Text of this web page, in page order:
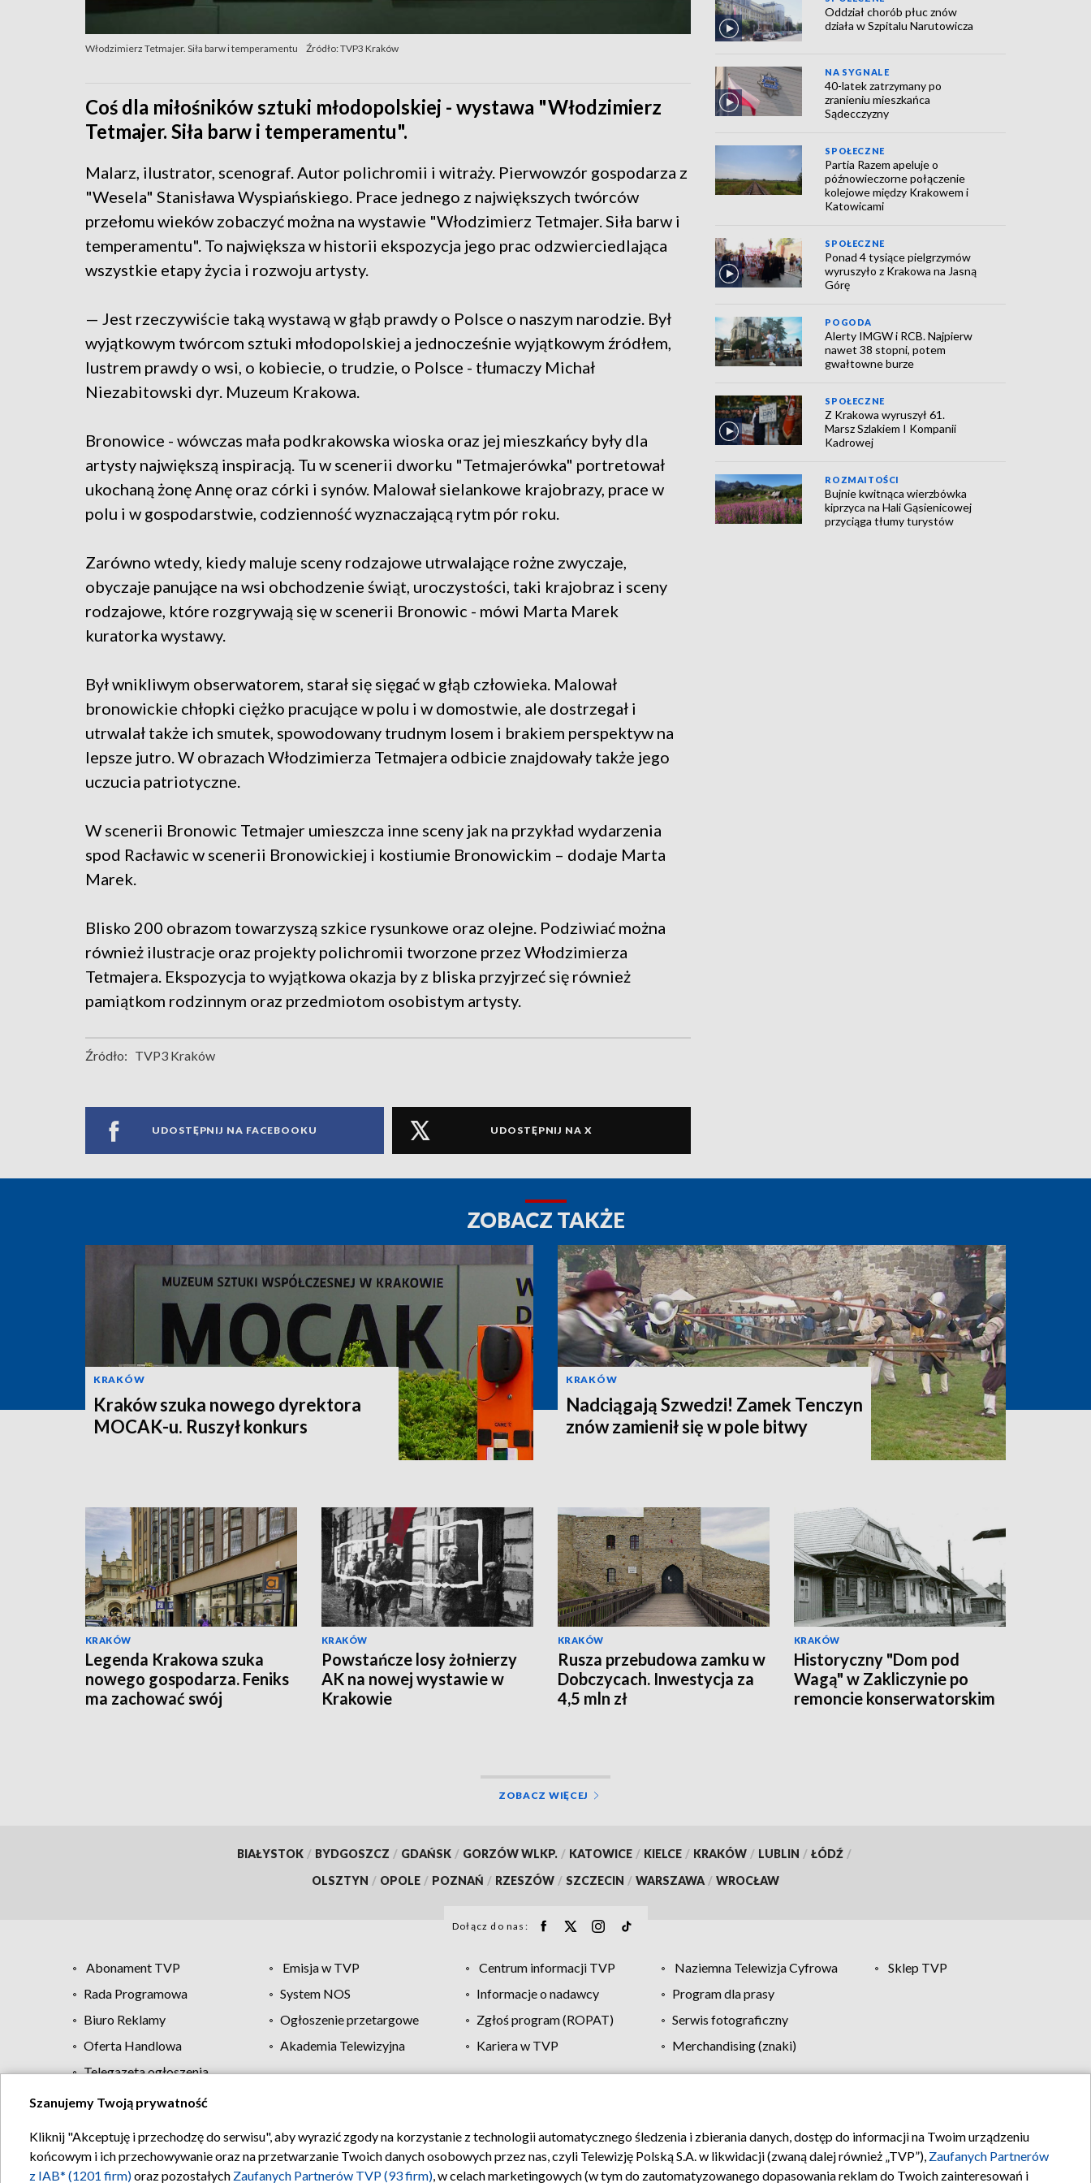
Włodzimierz Tetmajer. Siła barw i temperamentu Źródło: TVP3 Kraków
Coś dla miłośników sztuki młodopolskiej - wystawa "Włodzimierz
Tetmajer. Siła barw i temperamentu".
Malarz, ilustrator, scenograf. Autor polichromii i witraży. Pierwowzór gospodarza z
"Wesela" Stanisława Wyspiańskiego. Prace jednego z największych twórców
przełomu wieków zobaczyć można na wystawie "Włodzimierz Tetmajer. Siła barw i
temperamentu". To największa w historii ekspozycja jego prac odzwierciedlająca
wszystkie etapy życia i rozwoju artysty.
— Jest rzeczywiście taką wystawą w głąb prawdy o Polsce o naszym narodzie. Był
wyjątkowym twórcom sztuki młodopolskiej a jednocześnie wyjątkowym źródłem,
lustrem prawdy o wsi, o kobiecie, o trudzie, o Polsce - tłumaczy Michał
Niezabitowski dyr. Muzeum Krakowa.
Bronowice - wówczas mała podkrakowska wioska oraz jej mieszkańcy były dla
artysty największą inspiracją. Tu w scenerii dworku "Tetmajerówka" portretował
ukochaną żonę Annę oraz córki i synów. Malował sielankowe krajobrazy, prace w
polu i w gospodarstwie, codzienność wyznaczającą rytm pór roku.
Zarówno wtedy, kiedy maluje sceny rodzajowe utrwalające rożne zwyczaje,
obyczaje panujące na wsi obchodzenie świąt, uroczystości, taki krajobraz i sceny
rodzajowe, które rozgrywają się w scenerii Bronowic - mówi Marta Marek
kuratorka wystawy.
Był wnikliwym obserwatorem, starał się sięgać w głąb człowieka. Malował
bronowickie chłopki ciężko pracujące w polu i w domostwie, ale dostrzegał i
utrwalał także ich smutek, spowodowany trudnym losem i brakiem perspektyw na
lepsze jutro. W obrazach Włodzimierza Tetmajera odbicie znajdowały także jego
uczucia patriotyczne.
W scenerii Bronowic Tetmajer umieszcza inne sceny jak na przykład wydarzenia
spod Racławic w scenerii Bronowickiej i kostiumie Bronowickim – dodaje Marta
Marek.
Blisko 200 obrazom towarzyszą szkice rysunkowe oraz olejne. Podziwiać można
również ilustracje oraz projekty polichromii tworzone przez Włodzimierza
Tetmajera. Ekspozycja to wyjątkowa okazja by z bliska przyjrzeć się również
pamiątkom rodzinnym oraz przedmiotom osobistym artysty.
Źródło: TVP3 Kraków
UDOSTĘPNIJ NA FACEBOOKU UDOSTĘPNIJ NA X
Oddział chorób płuc znów
działa w Szpitalu Narutowicza
NA SYGNALE
40-latek zatrzymany po
zranieniu mieszkańca
Sądecczyzny
SPOŁECZNE
Partia Razem apeluje o
późnowieczorne połączenie
kolejowe między Krakowem i
Katowicami
SPOŁECZNE
Ponad 4 tysiące pielgrzymów
wyruszyło z Krakowa na Jasną
Górę
POGODA
Alerty IMGW i RCB. Najpierw
nawet 38 stopni, potem
gwałtowne burze
SPOŁECZNE
Z Krakowa wyruszył 61.
Marsz Szlakiem I Kompanii
Kadrowej
ROZMAITOŚCI
Bujnie kwitnąca wierzbówka
kiprzyca na Hali Gąsienicowej
przyciąga tłumy turystów
ZOBACZ TAKŻE
KRAKÓW
Kraków szuka nowego dyrektora
MOCAK-u. Ruszył konkurs
KRAKÓW
Nadciągają Szwedzi! Zamek Tenczyn
znów zamienił się w pole bitwy
KRAKÓW
Legenda Krakowa szuka
nowego gospodarza. Feniks
ma zachować swój
KRAKÓW
Powstańcze losy żołnierzy
AK na nowej wystawie w
Krakowie
KRAKÓW
Rusza przebudowa zamku w
Dobczycach. Inwestycja za
4,5 mln zł
KRAKÓW
Historyczny "Dom pod
Wagą" w Zakliczynie po
remoncie konserwatorskim
ZOBACZ WIĘCEJ
BIAŁYSTOK / BYDGOSZCZ / GDAŃSK / GORZÓW WLKP. / KATOWICE / KIELCE / KRAKÓW / LUBLIN / ŁÓDŹ /
OLSZTYN / OPOLE / POZNAŃ / RZESZÓW / SZCZECIN / WARSZAWA / WROCŁAW
Dołącz do nas:
Abonament TVP Emisja w TVP Centrum informacji TVP Naziemna Telewizja Cyfrowa
Sklep TVP
Rada Programowa
System NOS Informacje o nadawcy
Program dla prasy
Biuro Reklamy
Ogłoszenie przetargowe Zgłoś program (ROPAT)
Serwis fotograficzny
Oferta Handlowa
Akademia Telewizyjna Kariera w TVP
Merchandising (znaki)
Telegazeta ogłoszenia
Regulamin TVP Polityka prywatności Moje zgody Pomoc Biuro reklamy Kontakt
Szanujemy Twoją prywatność
Kliknij "Akceptuję i przechodzę do serwisu", aby wyrazić zgody na korzystanie z technologii automatycznego śledzenia i zbierania danych, dostęp do informacji na Twoim urządzeniu
końcowym i ich przechowywanie oraz na przetwarzanie Twoich danych osobowych przez nas, czyli Telewizję Polską S.A. w likwidacji (zwaną dalej również „TVP”), Zaufanych Partnerów
z IAB* (1201 firm)oraz pozostałych Zaufanych Partnerów TVP (93 firm), w celach marketingowych (w tym do zautomatyzowanego dopasowania reklam do Twoich zainteresowań i